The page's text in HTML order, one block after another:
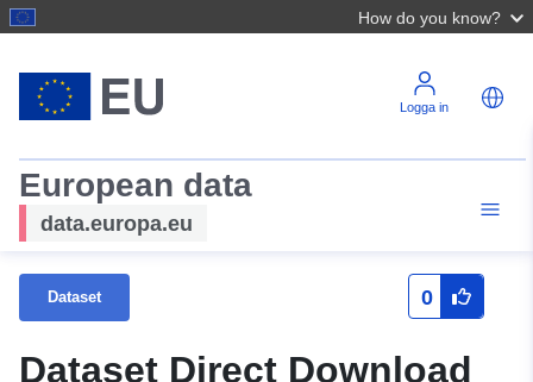
How do you know?
Logga in
European data
data.europa.eu
Dataset 0
Dataset Direct Download